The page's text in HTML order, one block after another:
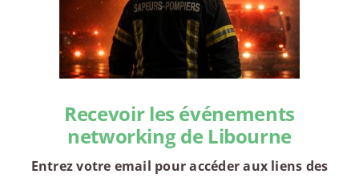
Recevoir les événements
networking de Libourne
Entrez votre email pour accéder aux liens des